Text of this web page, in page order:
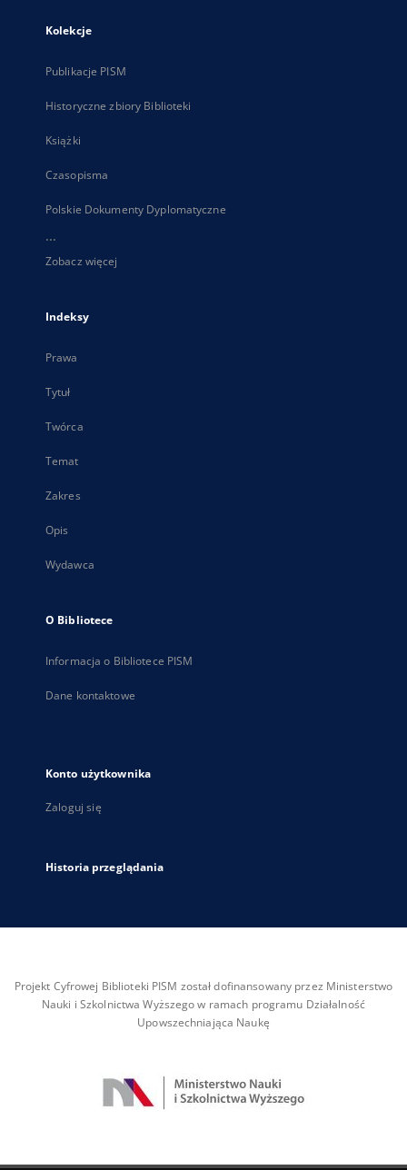
Kolekcje
Publikacje PISM
Historyczne zbiory Biblioteki
Książki
Czasopisma
Polskie Dokumenty Dyplomatyczne
...
Zobacz więcej
Indeksy
Prawa
Tytuł
Twórca
Temat
Zakres
Opis
Wydawca
O Bibliotece
Informacja o Bibliotece PISM
Dane kontaktowe
Konto użytkownika
Zaloguj się
Historia przeglądania
Projekt Cyfrowej Biblioteki PISM został dofinansowany przez Ministerstwo
Nauki i Szkolnictwa Wyższego w ramach programu Działalność
Upowszechniająca Naukę